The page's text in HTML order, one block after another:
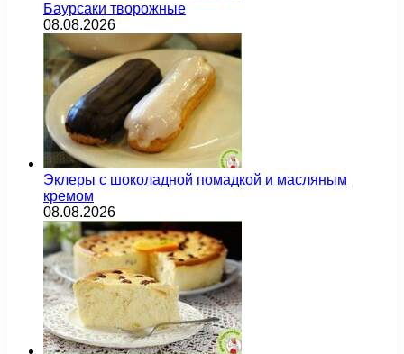
Баурсаки творожные
08.08.2026
Эклеры с шоколадной помадкой и масляным
кремом
08.08.2026